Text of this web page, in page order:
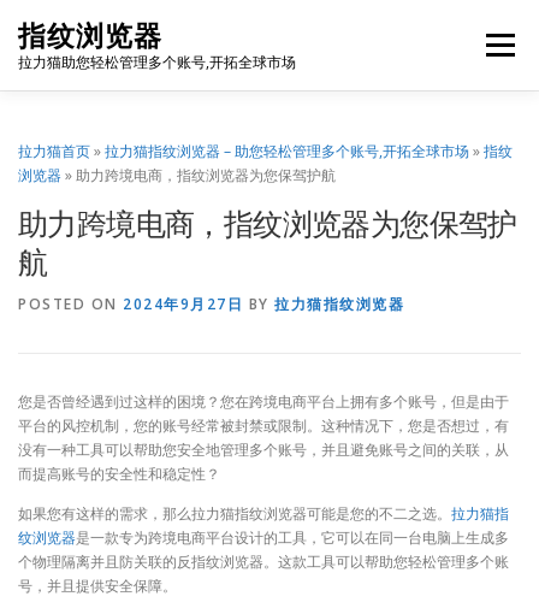
content
指纹浏览器
拉力猫助您轻松管理多个账号,开拓全球市场
Menu
联系我们 免费注册 账号登录 软件下载
拉力猫首页»拉力猫指纹浏览器 – 助您轻松管理多个账号,开拓全球市场»指纹
浏览器»助力跨境电商，指纹浏览器为您保驾护航
助力跨境电商，指纹浏览器为您保驾护
航
POSTED ON 2024年9月27日 BY 拉力猫指纹浏览器
您是否曾经遇到过这样的困境？您在跨境电商平台上拥有多个账号，但是由于
平台的风控机制，您的账号经常被封禁或限制。这种情况下，您是否想过，有
没有一种工具可以帮助您安全地管理多个账号，并且避免账号之间的关联，从
而提高账号的安全性和稳定性？
如果您有这样的需求，那么拉力猫指纹浏览器可能是您的不二之选。 拉力猫指
纹浏览器是一款专为跨境电商平台设计的工具，它可以在同一台电脑上生成多
个物理隔离并且防关联的反指纹浏览器。这款工具可以帮助您轻松管理多个账
号，并且提供安全保障。